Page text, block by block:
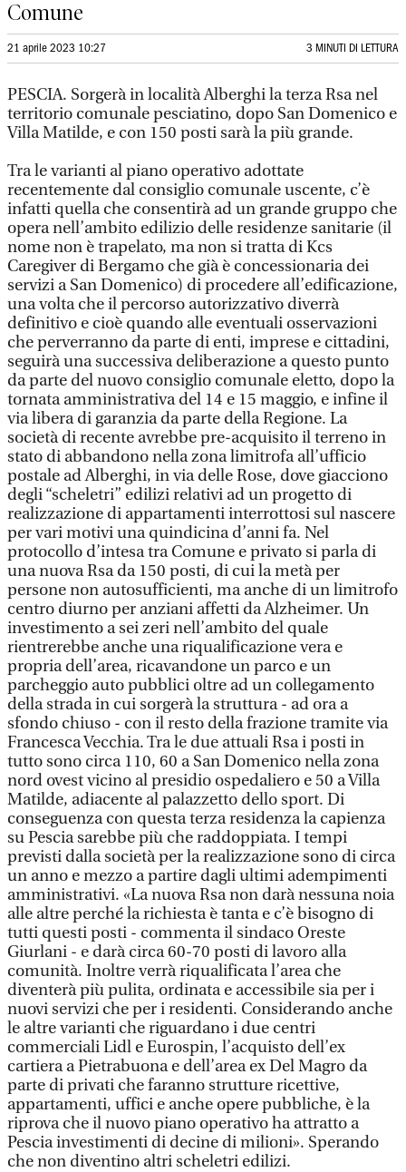
Comune
21 aprile 2023 10:27 3 MINUTI DI LETTURA
PESCIA. Sorgerà in località Alberghi la terza Rsa nel
territorio comunale pesciatino, dopo San Domenico e
Villa Matilde, e con 150 posti sarà la più grande.
Tra le varianti al piano operativo adottate
recentemente dal consiglio comunale uscente, c’è
infatti quella che consentirà ad un grande gruppo che
opera nell’ambito edilizio delle residenze sanitarie (il
nome non è trapelato, ma non si tratta di Kcs
Caregiver di Bergamo che già è concessionaria dei
servizi a San Domenico) di procedere all’edificazione,
una volta che il percorso autorizzativo diverrà
definitivo e cioè quando alle eventuali osservazioni
che perverranno da parte di enti, imprese e cittadini,
seguirà una successiva deliberazione a questo punto
da parte del nuovo consiglio comunale eletto, dopo la
tornata amministrativa del 14 e 15 maggio, e infine il
via libera di garanzia da parte della Regione. La
società di recente avrebbe pre-acquisito il terreno in
stato di abbandono nella zona limitrofa all’ufficio
postale ad Alberghi, in via delle Rose, dove giacciono
degli “scheletri” edilizi relativi ad un progetto di
realizzazione di appartamenti interrottosi sul nascere
per vari motivi una quindicina d’anni fa. Nel
protocollo d’intesa tra Comune e privato si parla di
una nuova Rsa da 150 posti, di cui la metà per
persone non autosufficienti, ma anche di un limitrofo
centro diurno per anziani affetti da Alzheimer. Un
investimento a sei zeri nell’ambito del quale
rientrerebbe anche una riqualificazione vera e
propria dell’area, ricavandone un parco e un
parcheggio auto pubblici oltre ad un collegamento
della strada in cui sorgerà la struttura - ad ora a
sfondo chiuso - con il resto della frazione tramite via
Francesca Vecchia. Tra le due attuali Rsa i posti in
tutto sono circa 110, 60 a San Domenico nella zona
nord ovest vicino al presidio ospedaliero e 50 a Villa
Matilde, adiacente al palazzetto dello sport. Di
conseguenza con questa terza residenza la capienza
su Pescia sarebbe più che raddoppiata. I tempi
previsti dalla società per la realizzazione sono di circa
un anno e mezzo a partire dagli ultimi adempimenti
amministrativi. «La nuova Rsa non darà nessuna noia
alle altre perché la richiesta è tanta e c’è bisogno di
tutti questi posti - commenta il sindaco Oreste
Giurlani - e darà circa 60-70 posti di lavoro alla
comunità. Inoltre verrà riqualificata l’area che
diventerà più pulita, ordinata e accessibile sia per i
nuovi servizi che per i residenti. Considerando anche
le altre varianti che riguardano i due centri
commerciali Lidl e Eurospin, l’acquisto dell’ex
cartiera a Pietrabuona e dell’area ex Del Magro da
parte di privati che faranno strutture ricettive,
appartamenti, uffici e anche opere pubbliche, è la
riprova che il nuovo piano operativo ha attratto a
Pescia investimenti di decine di milioni». Sperando
che non diventino altri scheletri edilizi.